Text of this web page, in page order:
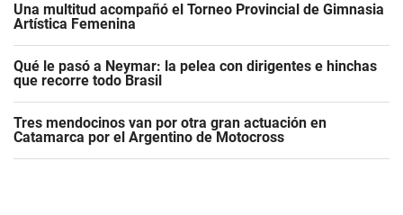
Una multitud acompañó el Torneo Provincial de Gimnasia
Artística Femenina
Qué le pasó a Neymar: la pelea con dirigentes e hinchas
que recorre todo Brasil
Tres mendocinos van por otra gran actuación en
Catamarca por el Argentino de Motocross